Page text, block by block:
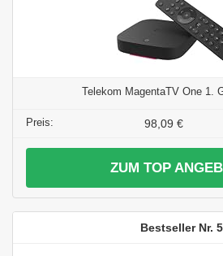
Telekom MagentaTV One 1.
98,09 €
ZUM TOP
5